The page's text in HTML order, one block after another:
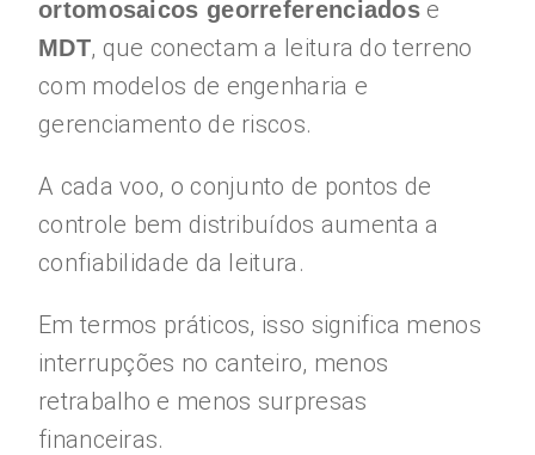
ortomosaicos georreferenciados e
MDT, que conectam a leitura do terreno
com modelos de engenharia e
gerenciamento de riscos.
A cada voo, o conjunto de pontos de
controle bem distribuídos aumenta a
confiabilidade da leitura.
Em termos práticos, isso significa menos
interrupções no canteiro, menos
retrabalho e menos surpresas
financeiras.